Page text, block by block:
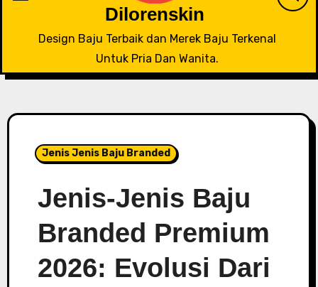
Dilorenskin
Design Baju Terbaik dan Merek Baju Terkenal
Untuk Pria Dan Wanita.
Jenis Jenis Baju Branded
Jenis-Jenis Baju
Branded Premium
2026: Evolusi Dari